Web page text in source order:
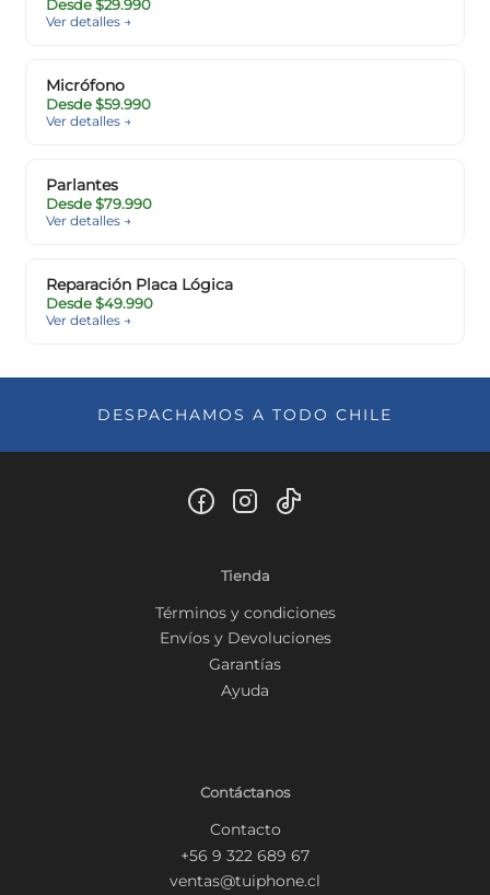
Desde $29.990
Ver detalles →
Micrófono
Desde $59.990
Ver detalles →
Parlantes
Desde $79.990
Ver detalles →
Reparación Placa Lógica
Desde $49.990
Ver detalles →
DESPACHAMOS A TODO CHILE
Tienda
Términos y condiciones
Envíos y Devoluciones
Garantías
Ayuda
Contáctanos
Contacto
+56 9 322 689 67
ventas@tuiphone.cl